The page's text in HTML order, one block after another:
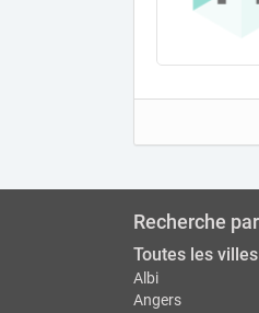
Recherche
Toutes les villes
Albi
Angers